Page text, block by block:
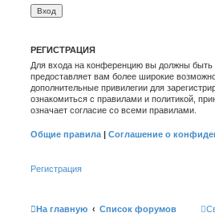
РЕГИСТРАЦИЯ
Для входа на конференцию вы должны быть
предоставляет вам более широкие
дополнительные привилегии для
ознакомиться с правилами и политикой,
означает согласие со всеми правилами.
Общие правила | Соглашение о
Регистрация
На главную Список форумов